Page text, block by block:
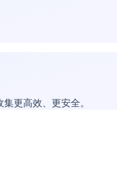
更高效、更安全。